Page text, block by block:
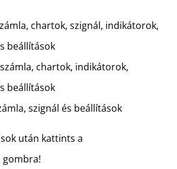
chartok, szignál, indikátorok,
beállítások
számla, chartok, indikátorok,
beállítások
szignál és beállítások
után kattints a
gombra!